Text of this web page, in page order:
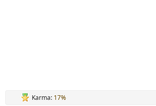
Karma: 17%